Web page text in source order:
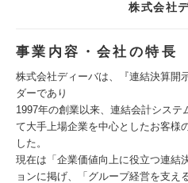
株式会社
事業内容・会社の特長
株式会社ディーバは、『連結決算開
ダーであり
1997年の創業以来、連結会計シス
て大手上場企業を中心としたお客様
した。
現在は「企業価値向上に役立つ連結
ョンに掲げ、「グループ経営を支え